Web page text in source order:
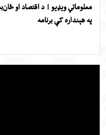
ویډیو | د اقتصاد او
هېنداره کې برنامه